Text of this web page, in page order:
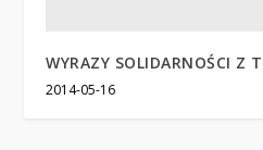
WYRAZY SOLIDARNOŚCI Z
2014-05-16